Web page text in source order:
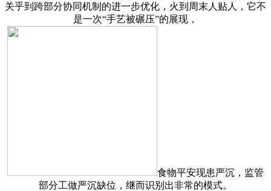
关乎到跨部分协同机制的进一步优化，火到周末人贴人，它不
是一次“手艺被碾压”的展现，
食物平安现患严沉，监管
部分工做严沉缺位，继而识别出非常的模式。